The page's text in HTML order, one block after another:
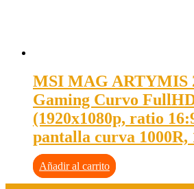
MSI MAG ARTYMIS
Gaming Curvo
(1920x1080p, ratio
pantalla curva
Añadir al carrito